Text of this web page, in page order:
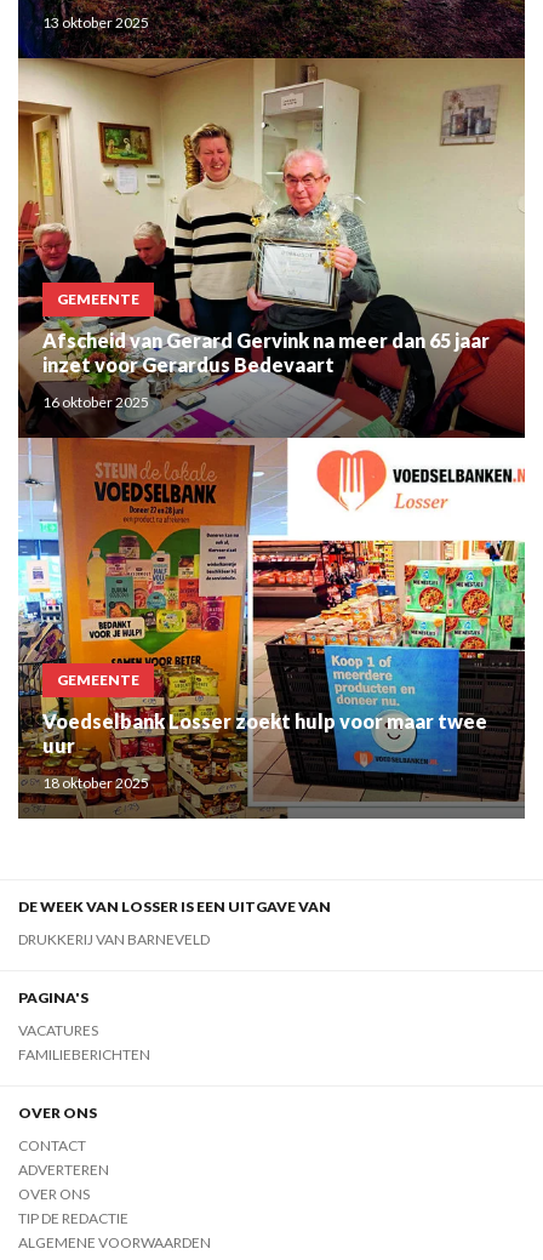
13 oktober 2025
GEMEENTE
Afscheid van Gerard Gervink na meer dan 65 jaar
inzet voor Gerardus Bedevaart
16 oktober 2025
GEMEENTE
Voedselbank Losser zoekt hulp voor maar twee
uur
18 oktober 2025
DE WEEK VAN LOSSER IS EEN UITGAVE VAN
DRUKKERIJ VAN BARNEVELD
PAGINA'S
VACATURES
FAMILIEBERICHTEN
OVER ONS
CONTACT
ADVERTEREN
OVER ONS
TIP DE REDACTIE
ALGEMENE VOORWAARDEN